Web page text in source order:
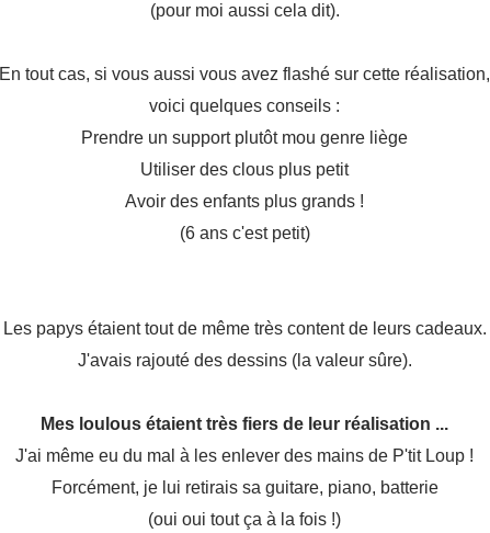
(pour moi aussi cela dit).
En tout cas, si vous aussi vous avez flashé sur cette réalisation,
voici quelques conseils :
Prendre un support plutôt mou genre liège
Utiliser des clous plus petit
Avoir des enfants plus grands !
(6 ans c'est petit)
Les papys étaient tout de même très content de leurs cadeaux.
J'avais rajouté des dessins (la valeur sûre).
Mes loulous étaient très fiers de leur réalisation ...
J'ai même eu du mal à les enlever des mains de P'tit Loup !
Forcément, je lui retirais sa guitare, piano, batterie
(oui oui tout ça à la fois !)